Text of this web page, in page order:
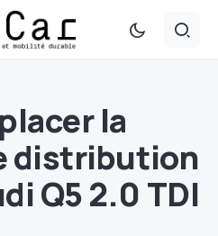
la
distribution
Q5 2.0 TDI